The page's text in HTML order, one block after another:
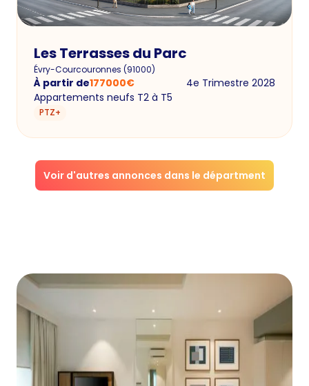
Les Terrasses du Parc
Évry-Courcouronnes (91000)
À partir de177000€
4e Trimestre 2028
Appartements neufs T2 à T5
PTZ+
Voir d'autres annonces dans le départment